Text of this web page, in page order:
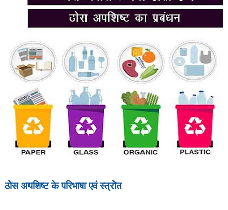
ठोस अपशिष्ट के परिभाषा एवं स्त्रोत